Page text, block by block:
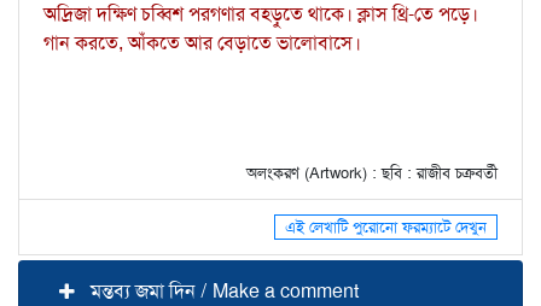
অদ্রিজা দক্ষিণ চব্বিশ পরগণার বহড়ুতে থাকে। ক্লাস থ্রি-তে পড়ে।
গান করতে, আঁকতে আর বেড়াতে ভালোবাসে।
অলংকরণ (Artwork) : ছবি : রাজীব চক্রবর্তী
এই লেখাটি পুরোনো ফরম্যাটে দেখুন
মন্তব্য জমা দিন / Make a comment